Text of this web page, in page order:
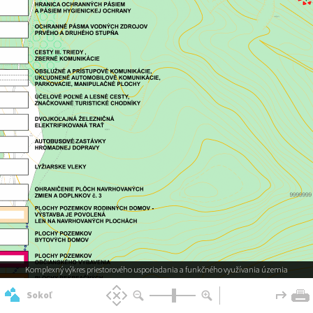
Komplexný výkres priestorového usporiadania a funkčného využívania územia
Sokoľ